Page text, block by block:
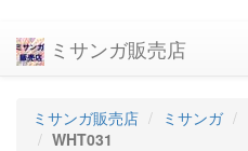
ミサンガ販売店
ミサンガ販売店 ミサンガ
WHT031